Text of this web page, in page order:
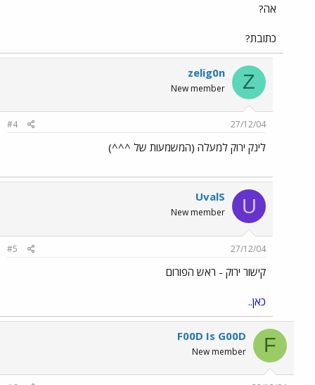
אה?
כתובת?
Z
zelig0n
New member
27/12/04
#4
לינק ירוק למעלה (המשמעות של ^^^)
U
UvalS
New member
27/12/04
#5
קישור ירוק - ראש הפורום
כאן..
F
F00D Is G00D
New member